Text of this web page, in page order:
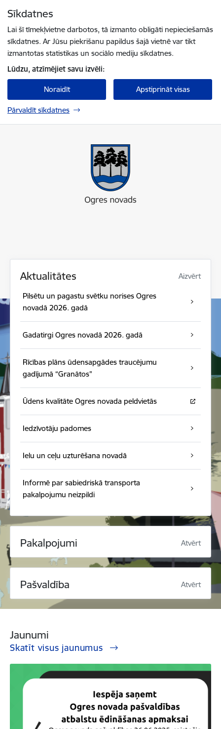
Sīkdatnes
Lai šī tīmekļvietne darbotos, tā izmanto obligāti nepieciešamās
sīkdatnes. Ar Jūsu piekrišanu papildus šajā vietnē var tikt
izmantotas statistikas un sociālo mediju sīkdatnes.
Lūdzu, atzīmējiet savu izvēli:
Noraidīt Apstiprināt visas
Pārvaldīt sīkdatnes
Aktualitātes Aizvērt
Pilsētu un pagastu svētku norises Ogres
novadā 2026. gadā
Gadatirgi Ogres novadā 2026. gadā
Rīcības plāns ūdensapgādes traucējumu
gadījumā “Granātos"
Ūdens kvalitāte Ogres novada peldvietās
Iedzīvotāju padomes
Ielu un ceļu uzturēšana novadā
Informē par sabiedriskā transporta
pakalpojumu neizpildi
Pakalpojumi Atvērt
Pašvaldība Atvērt
Jaunumi
Skatīt visus jaunumus